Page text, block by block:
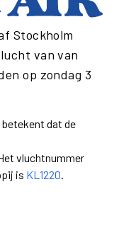
Stockholm
van van
op zondag 3
dat de
vluchtnummer
is KL1220.